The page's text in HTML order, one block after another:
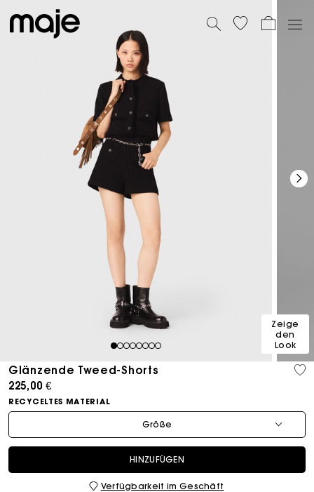
12345678
Zeige
den
Look
Glänzende Tweed-Shorts
225,00 €
RECYCELTES MATERIAL
Größe
HINZUFÜGEN
Verfügbarkeit im Geschäft